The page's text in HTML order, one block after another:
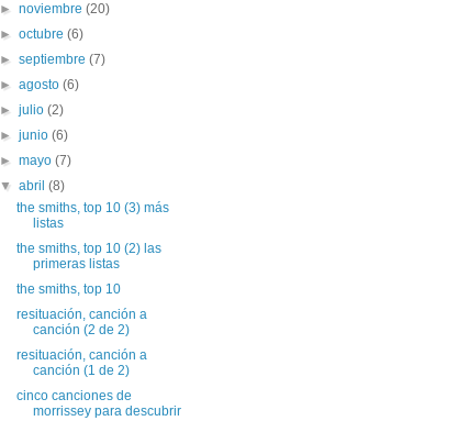
►noviembre(20)
►octubre(6)
►septiembre(7)
►agosto(6)
►julio(2)
►junio(6)
►mayo(7)
▼abril(8)
the smiths, top 10 (3) más
listas
the smiths, top 10 (2) las
primeras listas
the smiths, top 10
resituación, canción a
canción (2 de 2)
resituación, canción a
canción (1 de 2)
cinco canciones de
morrissey para descubrir